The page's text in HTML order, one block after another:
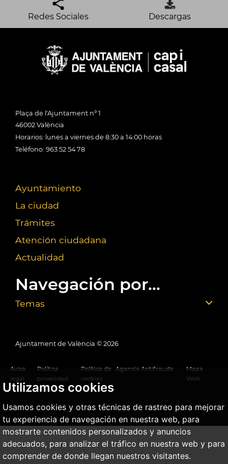
Utilizamos cookies
Usamos cookies y otras técnicas de rastreo para mejorar
tu experiencia de navegación en nuestra web, para
mostrarte contenidos personalizados y anuncios
adecuados, para analizar el tráfico en nuestra web y para
comprender de donde llegan nuestros visitantes.
Redes Sociales Descargas
Plaça de l'Ajuntament nº 1
46002 València
Horarios: lunes a viernes de 8:30 a 14:00 horas
Teléfono: 963 52 54 78
Ayuntamiento
La ciudad
Trámites
Atención ciudadana
Actualidad
Navegación por...
Temas
Ajuntament de València © 2026
Aviso
legal
Política
privacidad
Política de
cookies
Agencia Antifraude
Mapa
Web